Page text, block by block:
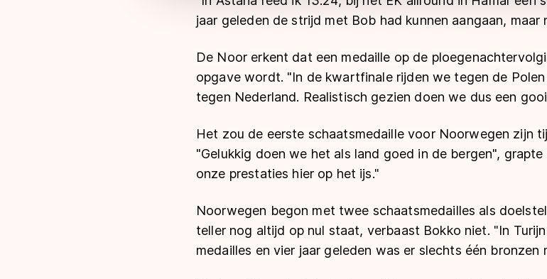
jaar geleden de strijd met Bob had kunnen aangaan, maar
De Noor erkent dat een medaille op de
opgave wordt. "In de kwartfinale rijden we tegen de
tegen Nederland. Realistisch gezien doen we dus een
Het zou de eerste schaatsmedaille voor Noorwegen zijn
"Gelukkig doen we het als land goed in de bergen",
onze prestaties hier op het ijs."
Noorwegen begon met twee schaatsmedailles als
teller nog altijd op nul staat, verbaast Bokko niet. "In
medailles en vier jaar geleden was er slechts één bronzen